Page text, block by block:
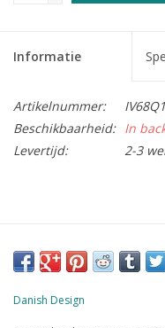
Informatie
Artikelnummer:
Beschikbaarheid: In
Levertijd:
2-3
Danish Design